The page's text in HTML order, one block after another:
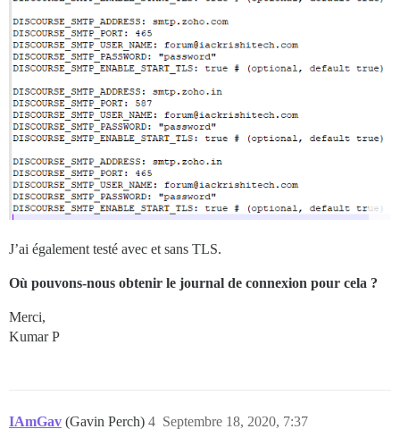
J’ai également testé avec et sans TLS.
Où pouvons-nous obtenir le journal de connexion pour cela ?
Merci,
Kumar P
IAmGav (Gavin Perch) Septembre 18, 2020, 7:37
4